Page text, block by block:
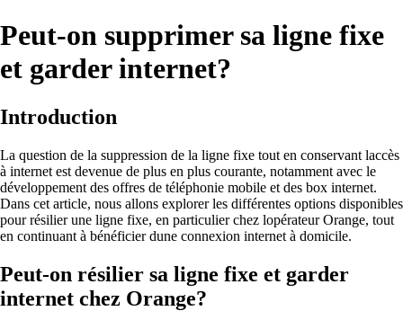
Peut-on supprimer sa ligne fixe
et garder internet?
Introduction
La question de la suppression de la ligne fixe tout en conservant laccès
à internet est devenue de plus en plus courante, notamment avec le
développement des offres de téléphonie mobile et des box internet.
Dans cet article, nous allons explorer les différentes options disponibles
pour résilier une ligne fixe, en particulier chez lopérateur Orange, tout
en continuant à bénéficier dune connexion internet à domicile.
Peut-on résilier sa ligne fixe et garder
internet chez Orange?